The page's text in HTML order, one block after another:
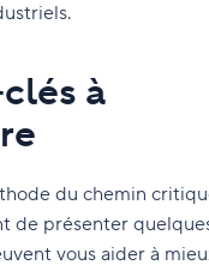
à
du chemin
de présenter
vous aider à